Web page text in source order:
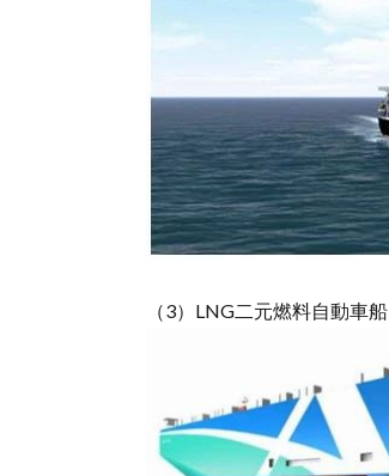
（3）LNG二元燃料自動車船